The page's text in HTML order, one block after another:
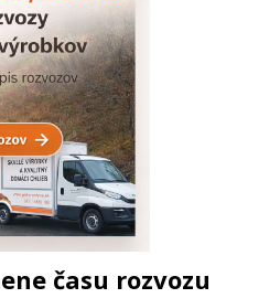
času rozvozu